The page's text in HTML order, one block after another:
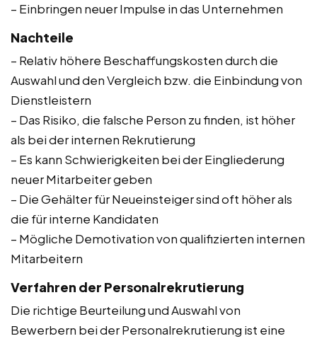
– Einbringen neuer Impulse in das Unternehmen
Nachteile
– Relativ höhere Beschaffungskosten durch die
Auswahl und den Vergleich bzw. die Einbindung von
Dienstleistern
– Das Risiko, die falsche Person zu finden, ist höher
als bei der internen Rekrutierung
– Es kann Schwierigkeiten bei der Eingliederung
neuer Mitarbeiter geben
– Die Gehälter für Neueinsteiger sind oft höher als
die für interne Kandidaten
– Mögliche Demotivation von qualifizierten internen
Mitarbeitern
Verfahren der Personalrekrutierung
Die richtige Beurteilung und Auswahl von
Bewerbern bei der Personalrekrutierung ist eine